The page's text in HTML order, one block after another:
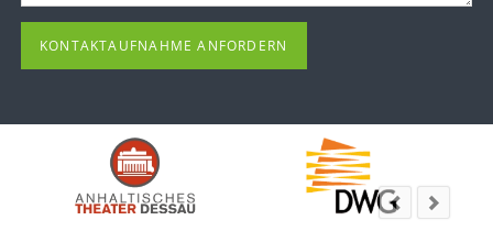
KONTAKTAUFNAHME ANFORDERN